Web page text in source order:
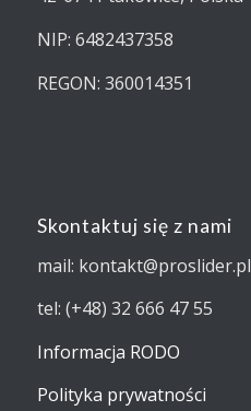
NIP: 6482437358
REGON: 360014351
Skontaktuj się z nami
mail: kontakt@proslider.pl
tel: (+48) 32 666 47 55
Informacja RODO
Polityka prywatności